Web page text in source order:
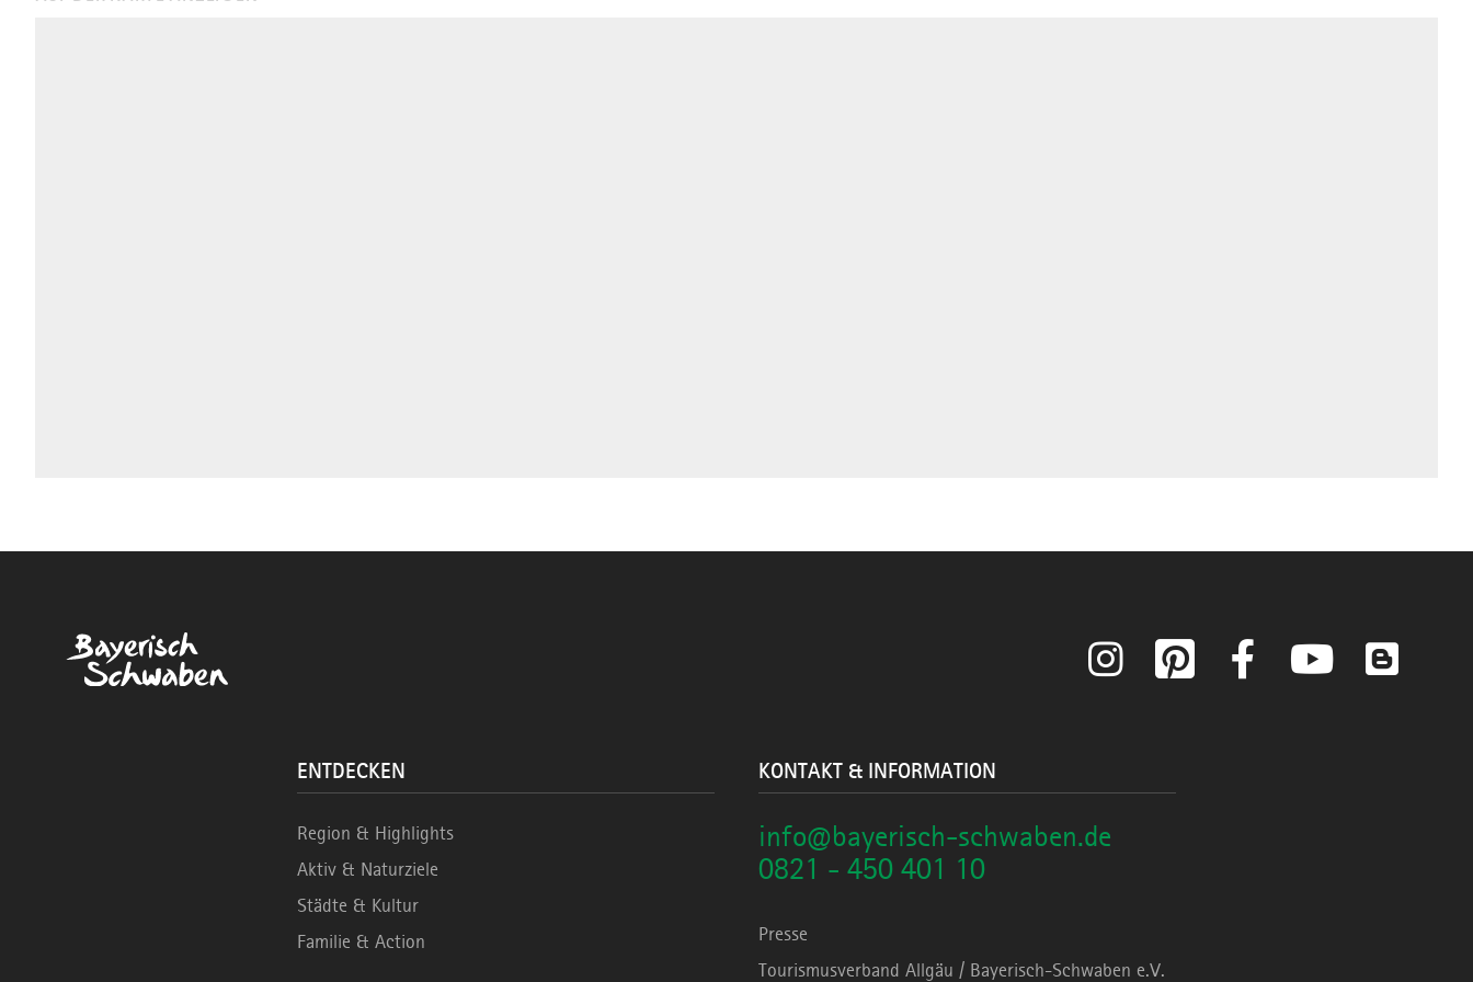
Instagram Pinterest Facebook YouTube
ENTDECKEN
Region & Highlights
Aktiv & Naturziele
Städte & Kultur
Familie & Action
KONTAKT & INFORMATION
info@bayerisch-schwaben.de
0821 - 450 401 10
Presse
Tourismusverband Allgäu / Bayerisch-Schwaben e.V.